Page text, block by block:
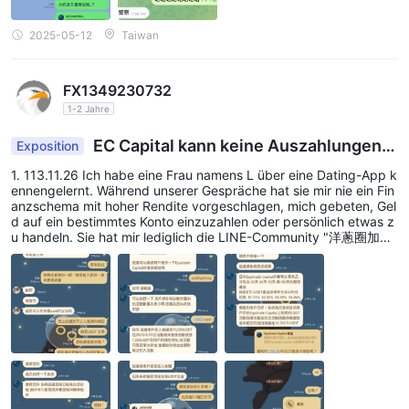
n, war ich fest entschlossen, sie eines Tages zu belohnen. Dann
stellte sie mir die Community „Onion Ring Kryptowährung“ vor un
nd bereitwillig ihre Gewinnstrategien teilten. Ohne Argwohn trat i
ch der Gruppe bei und tauschte mich mit den Mitgliedern aus, w
obei ich regelmäßig Updates über den Bitcoin-Anstieg erhielt. C
C-Plattform zu kaufen, wenn Bitcoin fiel. Nach einigem Überlege
n erhielt ich zufällig einen Anruf von der Bank über einen Kredit. I
ch fragte Chen Chen, ob sie mir helfen könne, die potenziellen G
ewinne aus einer Kreditaufnahme und Investition in die Dual-Curr
ency-Anlage zu berechnen. Sie rechnete vor, dass ich die Zinsen
innerhalb von drei Monaten zurückzahlen könnte – also nahm ich
den Kredit auf und begann mit meiner ersten Investition in die E
C-Dual-Currency-Anlage (Bitcoin & Tether). Doch das war der Be
ginn eines Albtraums. Dann schlug sie vor, meine US-ETF-Aktien
auf eToro zu verkaufen, in Bitcoin umzuwandeln und auf Binance
zu transferieren, um eine zweite Dual-Currency-Anlage zu tätige
n. Zu diesem Zeitpunkt begann ich zu misstrauen und verlangte
einen Austausch unserer Ausweise als Sicherheit – falls ich bei E
C betrogen würde, könnte ich sie zur Rechenschaft ziehen. Sie t
at so, als sei sie beleidigt über mein Misstrauen, willigte aber schl
ießlich ein, was mein Vertrauen in sie nur stärkte. Aufgrund der bi
sherigen Erfahrungen glaubte ich erneut an diese „gute Freundi
n“. Die dritte Dual-Currency-Anlage erfolgte ebenfalls bei einem
2025-05-12 Taiwan
FX1349230732
1-2 Jahre
Exposition
EC Capital kann keine Auszahlungen v
ornehmen, der Kundenservice antwortet nicht.
1. 113.11.26 Ich habe eine Frau namens L über eine Dating-App k
ennengelernt. Während unserer Gespräche hat sie mir nie ein Fin
anzschema mit hoher Rendite vorgeschlagen, mich gebeten, Gel
d auf ein bestimmtes Konto einzuzahlen oder persönlich etwas z
u handeln. Sie hat mir lediglich die LINE-Community "洋蔥圈加密
貨幣" empfohlen. Diese Community gehört offiziell zu EC Capital
(Equitrade Capital, abgekürzt EC) und wurde über die EC-Websi
te (https://equitradecl.com/) verlinkt. 2. In der "洋蔥圈加密貨幣"
Community stellt EC häufig seine Plattform und Produktkategori
en vor, während sie auch Maßnahmen zur Betrugsprävention för
dern. Es gibt keine Investitionsanreize, Gewinnversprechen, Beri
chte oder ähnliches Verhalten. Um mehr über die Produkte zu erf
ahren, muss man sich direkt an den EC-Kundendienst über das L
INE-Konto wenden. Für Einzahlungen kann man entweder das int
erne System der EC-Website nutzen oder direkt mit dem EC-Kun